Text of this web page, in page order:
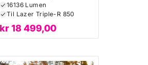
16136 Lumen
Til Lazer Triple-R 850
kr18 499,00